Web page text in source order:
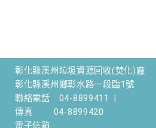
彰化縣溪州垃圾資源回收(焚化)廠
彰化縣溪州鄉彰水路一段臨1號
聯絡電話
04-8899411
傳真
04-8899420
電子信箱